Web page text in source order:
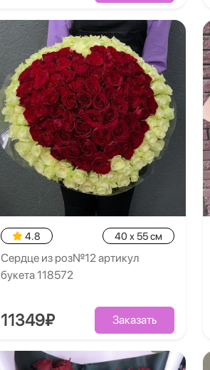
4.8 40 x 55 см
Сердце из роз№12 артикул
букета 118572
11349₽ Заказать